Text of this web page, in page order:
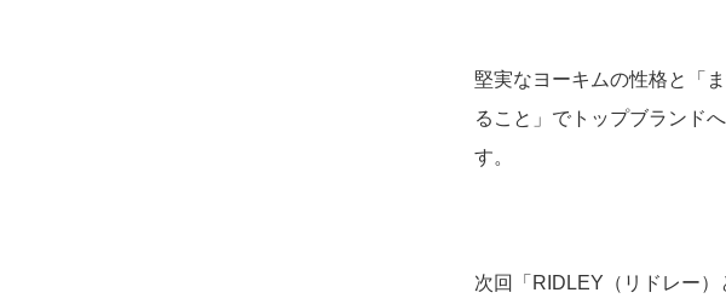
堅実なヨーキムの性格と「
ること」でトップブランド
す。
次回「RIDLEY（リドレー